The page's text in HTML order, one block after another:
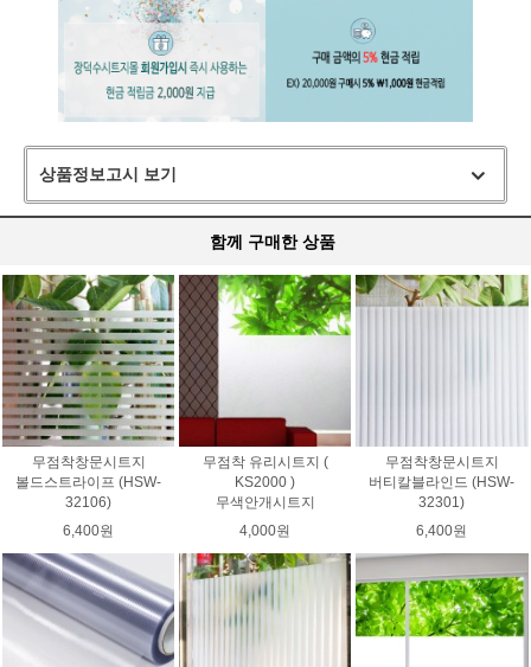
상품정보고시 보기
함께 구매한 상품
무점착창문시트지
볼드스트라이프 (HSW-
32106)
6,400원
무점착 유리시트지 (
KS2000 )
무색안개시트지
4,000원
무점착창문시트지
버티칼블라인드 (HSW-
32301)
6,400원